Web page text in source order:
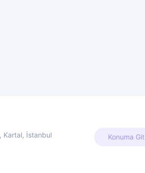
Kartal, İstanbul
Konuma Git